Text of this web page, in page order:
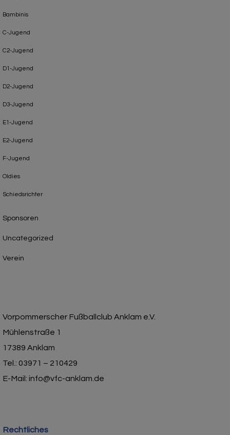
Bambinis
C-Jugend
C2-Jugend
D1-Jugend
D2-Jugend
D3-Jugend
E1-Jugend
E2-Jugend
F-Jugend
Oldies
Schiedsrichter
Sponsoren
Uncategorized
Verein
Vorpommerscher Fußballclub Anklam e.V.
Mühlenstraße 1
17389 Anklam
Tel.: 03971 – 210429
E-Mail: info@vfc-anklam.de
Rechtliches